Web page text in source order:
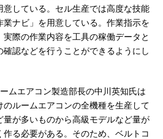
意している。セル生産では高度な技能
ナビ」を用意している。作業指示を
際の作業内容を工具の稼働データと
認などを行うことができるようにし
ムエアコン製造部長の中川英知氏は
のルームエアコンの全機種を生産して
量が多いものから高級モデルなど量が
る必要がある。そのため、ベルトコ